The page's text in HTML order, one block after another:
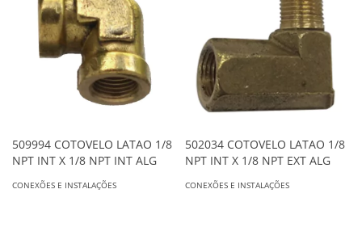
509994 COTOVELO LATAO 1/8
NPT INT X 1/8 NPT INT ALG
CONEXÕES E INSTALAÇÕES
502034 COTOVELO LATAO 1/8
NPT INT X 1/8 NPT EXT ALG
CONEXÕES E INSTALAÇÕES